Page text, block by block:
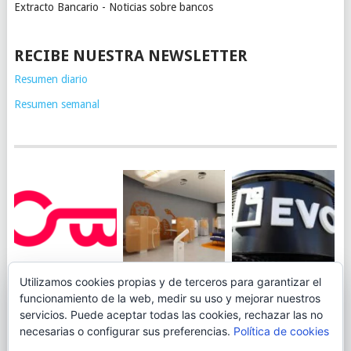
Extracto Bancario - Noticias sobre bancos
RECIBE NUESTRA NEWSLETTER
Resumen diario
Resumen semanal
JUEGA AL
CANICÓDROMO
DIGITAL DE
OPENBANK
ING TOCA SUELO EN
LA RENTABILIDAD
DE SU CUENTA
NARANJA: 0,01% TAE
EVO BANK
PERMITIRÁ
INGRESAR DINERO
DESDE LAS OFICINAS
Utilizamos cookies propias y de terceros para garantizar el
funcionamiento de la web, medir su uso y mejorar nuestros
servicios. Puede aceptar todas las cookies, rechazar las no
necesarias o configurar sus preferencias. Política de cookies